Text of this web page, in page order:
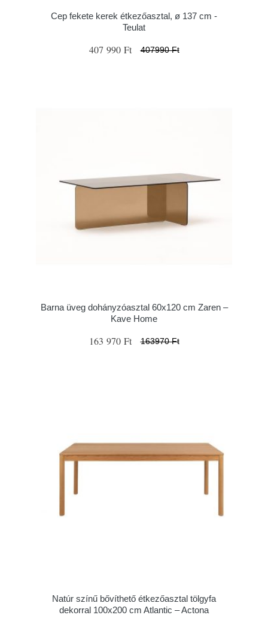
Cep fekete kerek étkezőasztal, ø 137 cm -
Teulat
407 990 Ft 407990 Ft
Barna üveg dohányzóasztal 60x120 cm Zaren –
Kave Home
163 970 Ft 163970 Ft
Natúr színű bővíthető étkezőasztal tölgyfa
dekorral 100x200 cm Atlantic – Actona